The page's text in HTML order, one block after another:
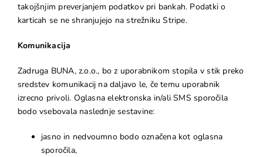
takojšnjim preverjanjem podatkov pri bankah. Podatki o
karticah se ne shranjujejo na strežniku Stripe.
Komunikacija
Zadruga BUNA, z.o.o., bo z uporabnikom stopila v stik preko
sredstev komunikacij na daljavo le, če temu uporabnik
izrecno privoli. Oglasna elektronska in/ali SMS sporočila
bodo vsebovala naslednje sestavine:
jasno in nedvoumno bodo označena kot oglasna
sporočila,